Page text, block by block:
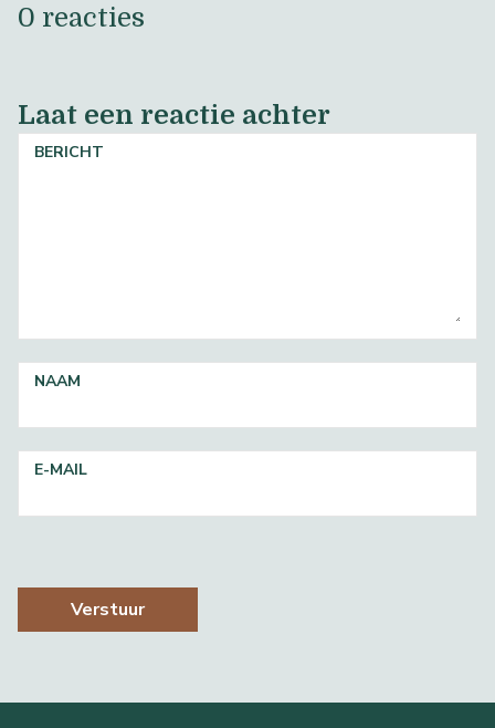
0 reacties
Laat een reactie achter
BERICHT
NAAM
E-MAIL
Verstuur